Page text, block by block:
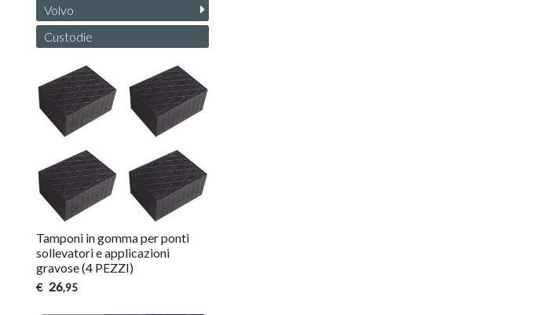
Volvo
Custodie
Tamponi in gomma per ponti
sollevatori e applicazioni
gravose (4 PEZZI)
€ 26,95